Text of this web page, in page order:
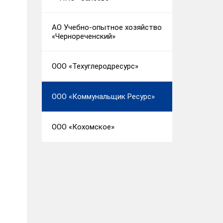
АО Учебно-опытное хозяйство
«Чернореченский»
ООО «Техуглеродресурс»
ООО «Коммунальщик Ресурс»
ООО «Кохомское»